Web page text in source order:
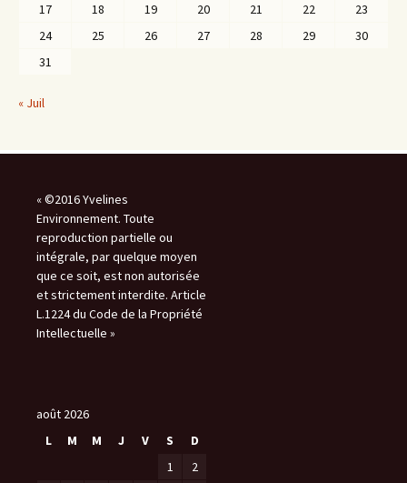
17
18 19 20 21 22
23
24
25 26 27 28 29
30
31
« Juil
« ©2016 Yvelines
Environnement. Toute
reproduction partielle ou
intégrale, par quelque moyen
que ce soit, est non autorisée
et strictement interdite. Article
L.1224 du Code de la Propriété
Intellectuelle »
août 2026
L
M M J V S
D
1
2